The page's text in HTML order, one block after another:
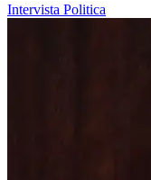
Intervista Politica